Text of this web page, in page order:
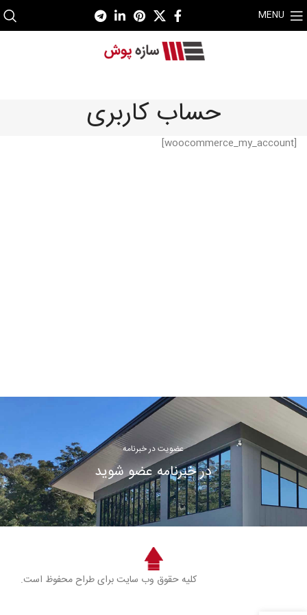
MENU
حساب کاربری
[woocommerce_my_account]
عضویت در خبرنامه
در خبرنامه عضو شوید
کلیه حقوق وب سایت برای طراح محفوظ است.